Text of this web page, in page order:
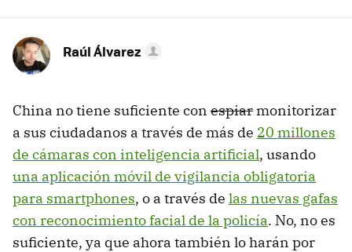
Raúl Álvarez
China no tiene suficiente con espiar monitorizar
a sus ciudadanos a través de más de 20 millones
de cámaras con inteligencia artificial, usando
una aplicación móvil de vigilancia obligatoria
para smartphones, o a través de las nuevas gafas
con reconocimiento facial de la policía. No, no es
suficiente, ya que ahora también lo harán por